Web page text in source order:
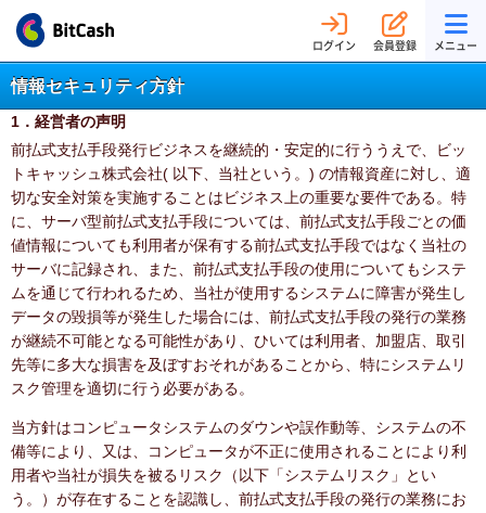
ログイン 会員登録 メニュー
情報セキュリティ方針
1．経営者の声明
前払式支払手段発行ビジネスを継続的・安定的に行ううえで、ビッ
トキャッシュ株式会社( 以下、当社という。) の情報資産に対し、適
切な安全対策を実施することはビジネス上の重要な要件である。特
に、サーバ型前払式支払手段については、前払式支払手段ごとの価
値情報についても利用者が保有する前払式支払手段ではなく当社の
サーバに記録され、また、前払式支払手段の使用についてもシステ
ムを通じて行われるため、当社が使用するシステムに障害が発生し
データの毀損等が発生した場合には、前払式支払手段の発行の業務
が継続不可能となる可能性があり、ひいては利用者、加盟店、取引
先等に多大な損害を及ぼすおそれがあることから、特にシステムリ
スク管理を適切に行う必要がある。
当方針はコンピュータシステムのダウンや誤作動等、システムの不
備等により、又は、コンピュータが不正に使用されることにより利
用者や当社が損失を被るリスク（以下「システムリスク」とい
う。）が存在することを認識し、前払式支払手段の発行の業務にお